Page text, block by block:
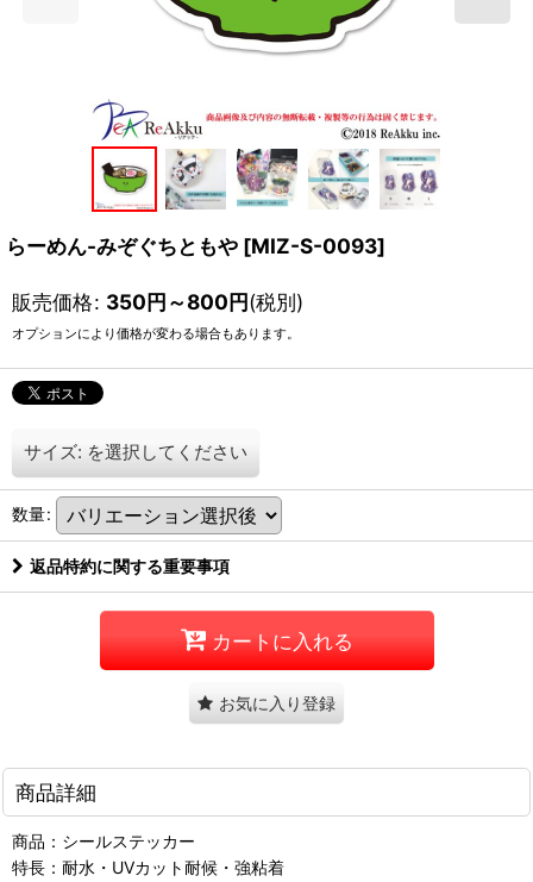
らーめん-みぞぐちともや [MIZ-S-0093]
販売価格: 350円～800円(税別)
オプションにより価格が変わる場合もあります。
サイズ: を選択してください
数量:
返品特約に関する重要事項
カートに入れる
お気に入り登録
商品詳細
商品：シールステッカー
特長：耐水・UVカット耐候・強粘着